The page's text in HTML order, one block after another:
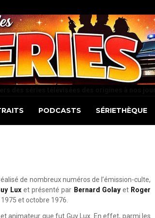
PODCASTS SÉRIETHÈQUE
de nombreux numéros de l’émission-culte,
Luxet présenté par Bernard Golayet Roger
et octobre 1976.
animateur que fut Guy Lux. En effet, parmi les